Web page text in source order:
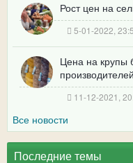
Рост цен на
5-01-2022,
Цена на крупы
производителей
11-12-2021,
Все новости
Последние темы